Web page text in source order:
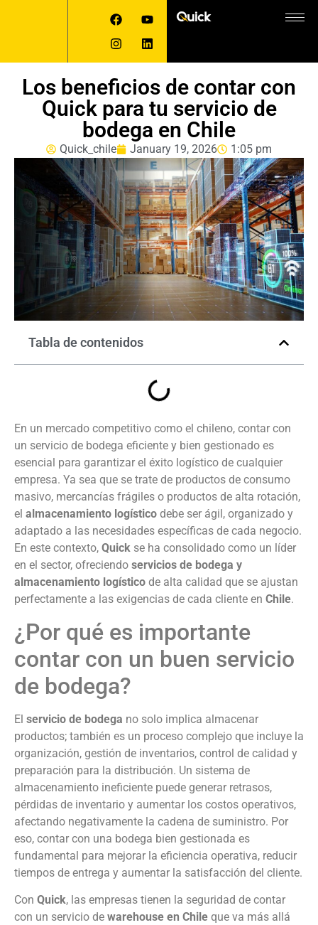
Los beneficios de contar con
Quick para tu servicio de
bodega en Chile
Quick_chile January 19, 2026 1:05 pm
Tabla de contenidos
En un mercado competitivo como el chileno, contar con
un servicio de bodega eficiente y bien gestionado es
esencial para garantizar el éxito logístico de cualquier
empresa. Ya sea que se trate de productos de consumo
masivo, mercancías frágiles o productos de alta rotación,
el almacenamiento logístico debe ser ágil, organizado y
adaptado a las necesidades específicas de cada negocio.
En este contexto, Quick se ha consolidado como un líder
en el sector, ofreciendo servicios de bodega y
almacenamiento logístico de alta calidad que se ajustan
perfectamente a las exigencias de cada cliente en Chile.
¿Por qué es importante
contar con un buen servicio
de bodega?
El servicio de bodega no solo implica almacenar
productos; también es un proceso complejo que incluye la
organización, gestión de inventarios, control de calidad y
preparación para la distribución. Un sistema de
almacenamiento ineficiente puede generar retrasos,
pérdidas de inventario y aumentar los costos operativos,
afectando negativamente la cadena de suministro. Por
eso, contar con una bodega bien gestionada es
fundamental para mejorar la eficiencia operativa, reducir
tiempos de entrega y aumentar la satisfacción del cliente.
Con Quick, las empresas tienen la seguridad de contar
con un servicio de warehouse en Chile que va más allá